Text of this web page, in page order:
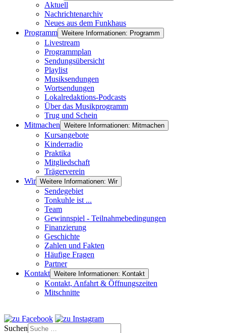
Aktuell
Nachrichtenarchiv
Neues aus dem Funkhaus
Programm Weitere Informationen: Programm
Livestream
Programmplan
Sendungsübersicht
Playlist
Musiksendungen
Wortsendungen
Lokalredaktions-Podcasts
Über das Musikprogramm
Trug und Schein
Mitmachen Weitere Informationen: Mitmachen
Kursangebote
Kinderradio
Praktika
Mitgliedschaft
Trägerverein
Wir Weitere Informationen: Wir
Sendegebiet
Tonkuhle ist ...
Team
Gewinnspiel - Teilnahmebedingungen
Finanzierung
Geschichte
Zahlen und Fakten
Häufige Fragen
Partner
Kontakt Weitere Informationen: Kontakt
Kontakt, Anfahrt & Öffnungszeiten
Mitschnitte
Suchen